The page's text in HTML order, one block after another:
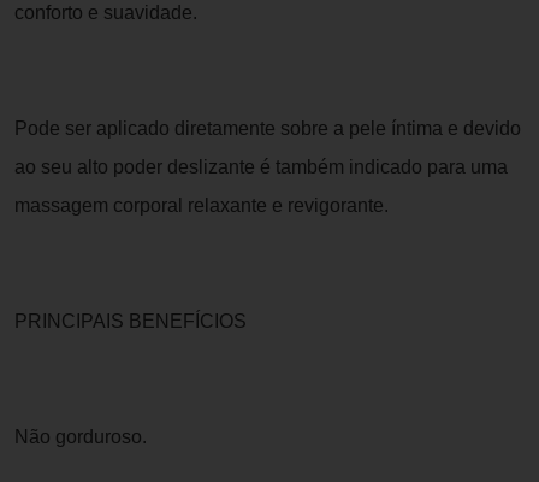
conforto e suavidade.
Pode ser aplicado diretamente sobre a pele íntima e devido
ao seu alto poder deslizante é também indicado para uma
massagem corporal relaxante e revigorante.
PRINCIPAIS BENEFÍCIOS
Não gorduroso.